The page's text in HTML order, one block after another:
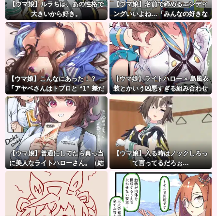
【ウマ娘】ルラちは、あの性格で
大きいから好き。
【ウマ娘】名前で締めるエンディ
ングいいよね…「みんなの好きな
エンディング」
【ウマ娘】こんなにあった！？ ←
「アヤベさんはトプロと “1” 差だ
ぞ」
【ウマ娘】ライトハロー × 島風衣
装とかいう凶悪すぎる組み合わせ
ｗｗｗ「大変なことに…」
【ウマ娘】普通にしてたら真っ当
に美人なライトハローさん。（結
局飲んでしまう）
【ウマ娘】入る時はノックしろっ
て言ってるだろぉ…